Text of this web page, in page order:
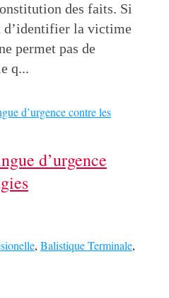
des faits. Si
d’identifier la victime
permet pas de
q...
d’urgence
, Balistique Terminale,